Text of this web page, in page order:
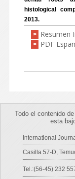
histological
2013.
> Resumen
> PDF
Todo el contenido
esta
International
Casilla 57-D,
Tel.:(56-45) 232